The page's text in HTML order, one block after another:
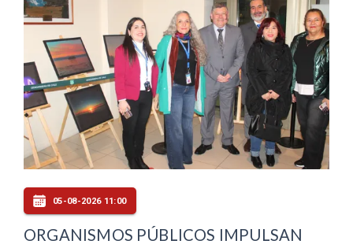
05-08-2026 11:00
ORGANISMOS PÚBLICOS IMPULSAN